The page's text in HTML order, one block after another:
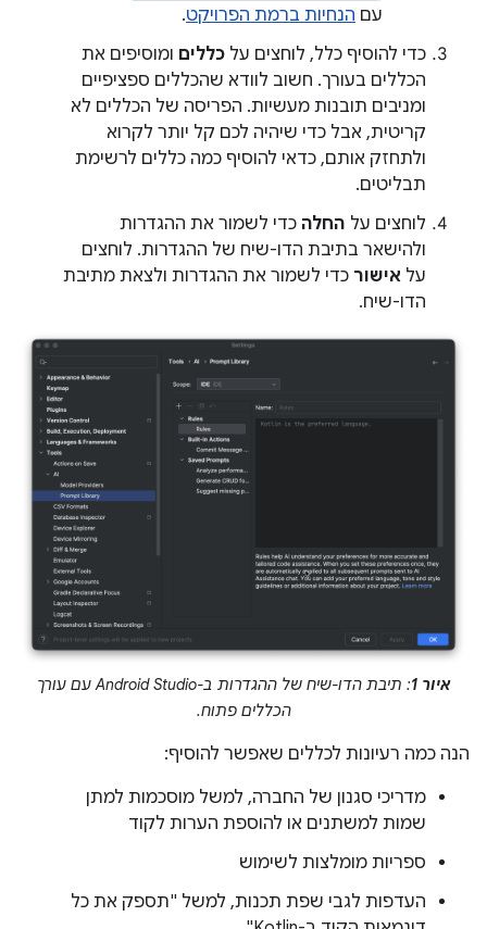
עם הנחיות ברמת הפרויקט.
כדי להוסיף כלל, לוחצים על כללים ומוסיפים את
הכללים בעורך. חשוב לוודא שהכללים ספציפיים
ומניבים תובנות מעשיות. הפריסה של הכללים לא
קריטית, אבל כדי שיהיה לכם קל יותר לקרוא
ולתחזק אותם, כדאי להוסיף כמה כללים לרשימת
תבליטים.
לוחצים על החלה כדי לשמור את ההגדרות
ולהישאר בתיבת הדו-שיח של ההגדרות. לוחצים
על אישור כדי לשמור את ההגדרות ולצאת מתיבת
הדו-שיח.
איור 1
: תיבת הדו-שיח של ההגדרות ב-Android Studio עם עורך
הכללים פתוח.
הנה כמה רעיונות לכללים שאפשר להוסיף:
מדריכי סגנון של החברה, למשל מוסכמות למתן
שמות למשתנים או להוספת הערות לקוד
ספריות מומלצות לשימוש
העדפות לגבי שפת תכנות, למשל "תספק את כל